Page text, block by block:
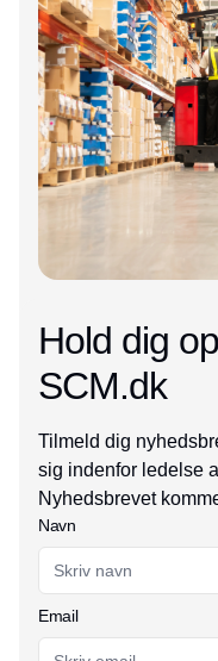
Hold dig
SCM.dk
Tilmeld dig
sig indenfor ledelse
Nyhedsbrevet
Navn
Email